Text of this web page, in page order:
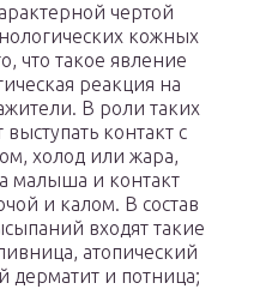
чертой
кожных
что такое явление
реакция на
В роли таких
контакт с
холод или жара,
малыша и контакт
и калом. В состав
входят такие
атопический
дерматит и потница;